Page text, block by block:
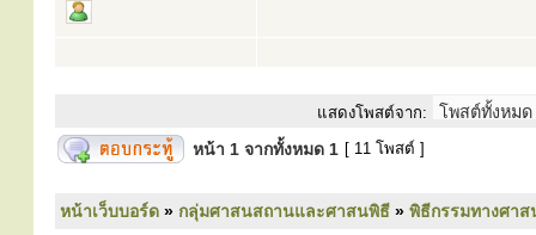
แสดงโพสต์จาก:
หน้า 1 จากทั้งหมด 1 [ 11 โพสต์ ]
หน้าเว็บบอร์ด » กลุ่มศาสนสถานและศาสนพิธี » พิธีกรรมทางศา